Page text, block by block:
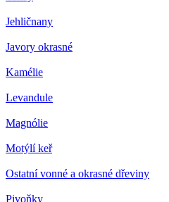
Jehličnany
Javory okrasné
Kamélie
Levandule
Magnólie
Motýlí keř
Ostatní vonné a okrasné dřeviny
Pivoňky